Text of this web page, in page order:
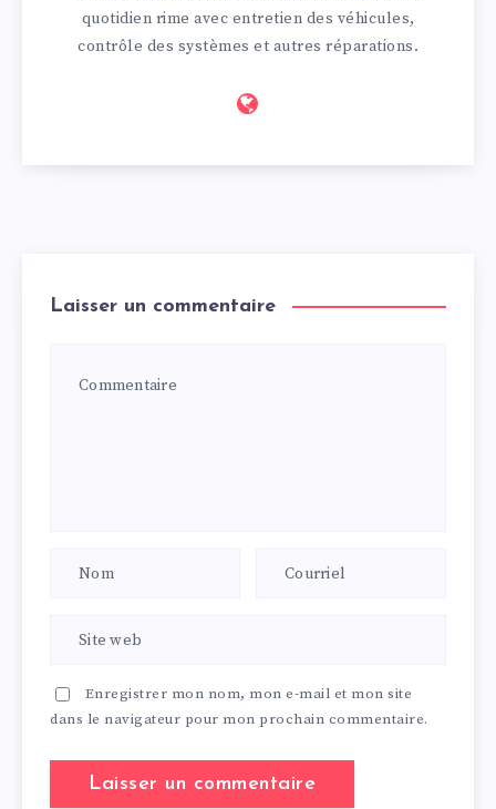
quotidien rime avec entretien des véhicules,
contrôle des systèmes et autres réparations.
Laisser un commentaire
Enregistrer mon nom, mon e-mail et mon site
dans le navigateur pour mon prochain commentaire.